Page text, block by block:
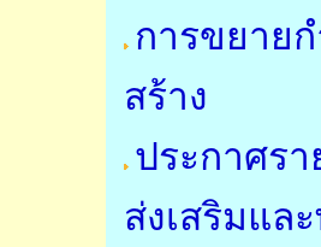
การขยาย
สร้าง
ประกาศร
ส่งเสริมแ